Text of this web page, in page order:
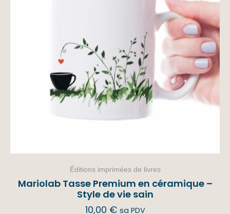
Éditions imprimées de livres
Mariolab Tasse Premium en céramique –
Style de vie sain
10,00 € sa PDV